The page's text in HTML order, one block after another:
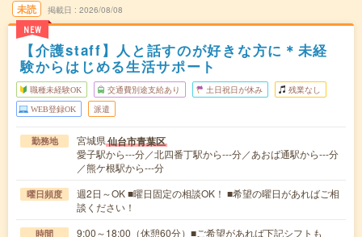
未読
NEW
掲載日 2026/08/08
【介護staff】人と話すのが好きな方に＊未経
験からはじめる生活サポート
職種未経験OK 交通費別途支給あり 土日祝日が休み 残業なし
WEB登録OK 派遣
勤務地 宮城県仙台市青葉区
愛子駅から---分／北四番丁駅から---分／あおば通駅から---分
／熊ケ根駅から---分
曜日頻度
週2日～OK ■曜日固定の相談OK！ ■希望の曜日があればご相
談ください！
時間
9:00～18:00（休憩60分）■ご希望があれば下記シフトも